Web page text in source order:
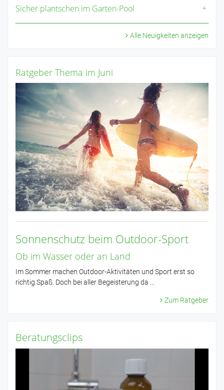
Sicher plantschen im Garten-Pool
Alle Neuigkeiten anzeigen
Ratgeber Thema im Juni
Sonnenschutz beim Outdoor-Sport
Ob im Wasser oder an Land
Im Sommer machen Outdoor-Aktivitäten und Sport erst so
richtig Spaß. Doch bei aller Begeisterung da ...
Zum Ratgeber
Beratungsclips